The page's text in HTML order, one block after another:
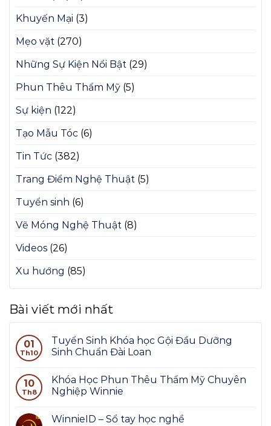
Khuyến Mại (3)
Mẹo vặt (270)
Những Sự Kiện Nổi Bật (29)
Phun Thêu Thẩm Mỹ (5)
Sự kiện (122)
Tạo Mẫu Tóc (6)
Tin Tức (382)
Trang Điểm Nghệ Thuật (5)
Tuyển sinh (6)
Vẽ Móng Nghệ Thuật (8)
Videos (26)
Xu hướng (85)
Bài viết mới nhất
01
Th10
Tuyển Sinh Khóa học Gội Đầu Dưỡng
Sinh Chuẩn Đài Loan
10
Th8
Khóa Học Phun Thêu Thẩm Mỹ Chuyên
Nghiệp Winnie
WinnieID – Sổ tay học nghề